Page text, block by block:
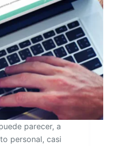
parecer, a
personal, casi